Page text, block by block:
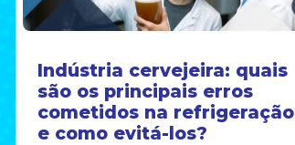
Indústria cervejeira: quais
são os principais erros
cometidos na refrigeração
e como evitá-los?